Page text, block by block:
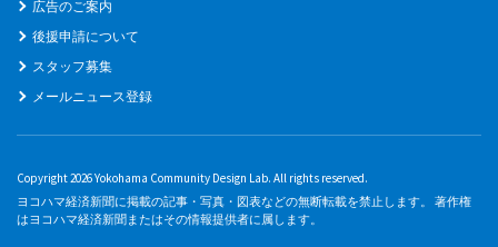
広告のご案内
後援申請について
スタッフ募集
メールニュース登録
Copyright 2026 Yokohama Community Design Lab. All rights reserved.
ヨコハマ経済新聞に掲載の記事・写真・図表などの無断転載を禁止します。 著作権
はヨコハマ経済新聞またはその情報提供者に属します。